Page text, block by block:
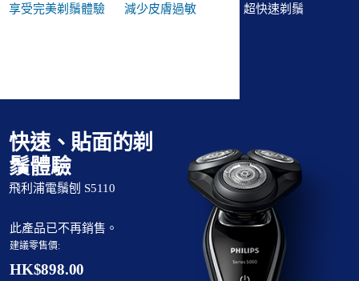
享受完美剃鬚體驗
減少皮膚過敏
超快速剃鬚
快速、貼面的剃
鬚體驗
飛利浦電鬚刨 S5110
此產品已不再銷售。
建議零售價:
HK$898.00